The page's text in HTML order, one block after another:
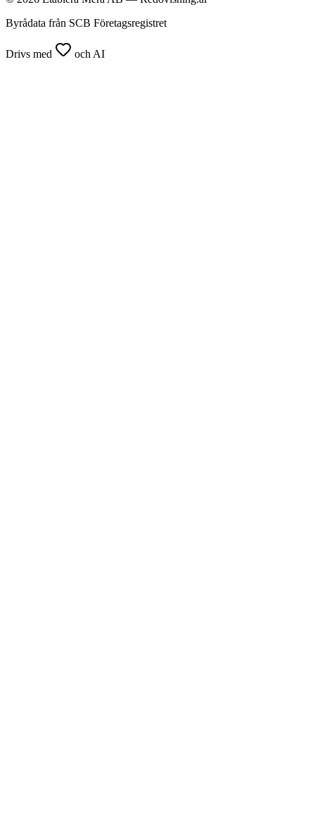
Byrådata från SCB Företagsregistret
Drivs med och AI